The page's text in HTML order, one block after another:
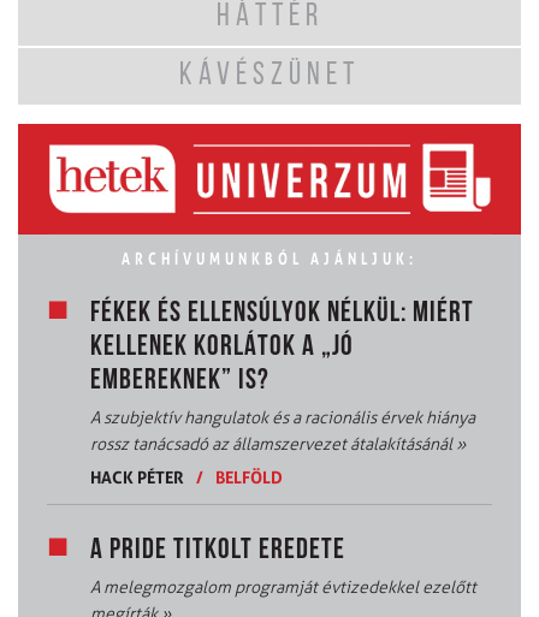
HÁTTÉR
KÁVÉSZÜNET
ARCHÍVUMUNKBÓL AJÁNLJUK:
FÉKEK ÉS ELLENSÚLYOK NÉLKÜL: MIÉRT
KELLENEK KORLÁTOK A „JÓ
EMBEREKNEK” IS?
A szubjektív hangulatok és a racionális érvek hiánya
rossz tanácsadó az államszervezet átalakításánál»
HACK PÉTER
/ BELFÖLD
A PRIDE TITKOLT EREDETE
A melegmozgalom programját évtizedekkel ezelőtt